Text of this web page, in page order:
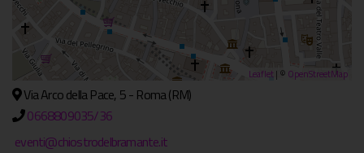
Leaflet| © OpenStreetMap
Via Arco della Pace, 5 - Roma (RM)
0668809035/36
eventi@chiostrodelbramante.it